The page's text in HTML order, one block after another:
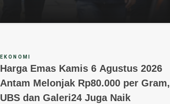
EKONOMI
Harga Emas Kamis 6 Agustus 2026
Antam Melonjak Rp80.000 per Gram,
UBS dan Galeri24 Juga Naik